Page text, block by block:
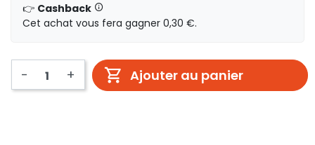
👉 Cashback
Cet achat vous fera gagner 0,30 €.
- + Ajouter au panier